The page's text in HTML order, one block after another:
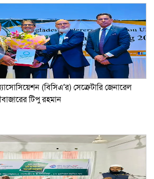
(বিসিএ’র) সেক্রেটারি জেনারেল
টিপু রহমান